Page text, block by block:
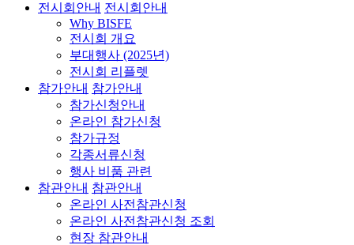
전시회안내 전시회안내
Why BISFE
전시회 개요
부대행사 (2025년)
전시회 리플렛
참가안내 참가안내
참가신청안내
온라인 참가신청
참가규정
각종서류신청
행사 비품 관련
참관안내 참관안내
온라인 사전참관신청
온라인 사전참관신청 조회
현장 참관안내